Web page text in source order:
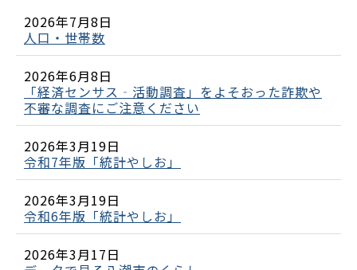
2026年7月8日
人口・世帯数
2026年6月8日
「経済センサス‐活動調査」をよそおった詐欺や
不審な調査にご注意ください
2026年3月19日
令和7年版「統計やしお」
2026年3月19日
令和6年版「統計やしお」
2026年3月17日